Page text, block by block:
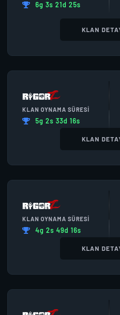
6g 3s 21d 25s
KLAN
KLAN OYNAMA SÜRESI
5g 2s 33d 16s
KLAN
KLAN OYNAMA SÜRESI
4g 2s 49d 16s
KLAN